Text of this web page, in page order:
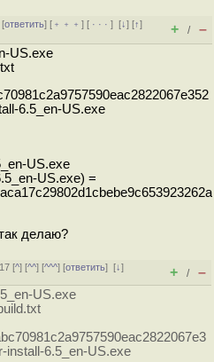
[ответить] [ ﹢﹢﹢] [ · · ·][↓] [↑]
+ / –
US.exe
6.5_en-US.exe
US.exe
US.exe) =
делаю?
[^] [^^] [^^^] [ответить][↓]
+ / –
US.exe
install-6.5_en-US.exe